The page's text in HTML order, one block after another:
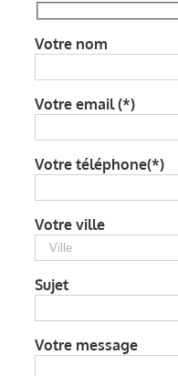
Votre nom
Votre email (*)
Votre téléphone(*)
Votre ville
Sujet
Votre message